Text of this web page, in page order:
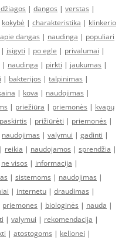
| dangos | verstas |
kokybė | charakteristika | klinkerio
apie dangas | naudinga | populiari
| įsigyti | po egle | privalumai |
| naudinga | pirkti | jaukumas |
| bakterijos | talpinimas |
| kova | naudojimas |
| priežiūra | priemonės | kvapų
paskirtis | prižiūrėti | priemonės |
naudojimas | valymui | gadinti |
| reikia | naudojamos | sprendžia |
ne visos | informacija |
| sistemoms | naudojimas |
| internetu | draudimas |
priemones | biologinės | nauda |
| valymui | rekomendacija |
| atostogoms | kelionei |